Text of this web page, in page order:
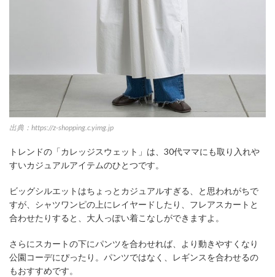
出典：https://z-shopping.c.yimg.jp
トレンドの「カレッジスウェット」は、30代ママにも取り入れや
すいカジュアルアイテムのひとつです。
ビッグシルエットはちょっとカジュアルすぎる、と思われがちで
すが、シャツワンピの上にレイヤードしたり、フレアスカートと
合わせたりすると、大人っぽい着こなしができますよ。
さらにスカートの下にパンツを合わせれば、より動きやすくなり
公園コーデにぴったり。パンツではなく、レギンスを合わせるの
もおすすめです。